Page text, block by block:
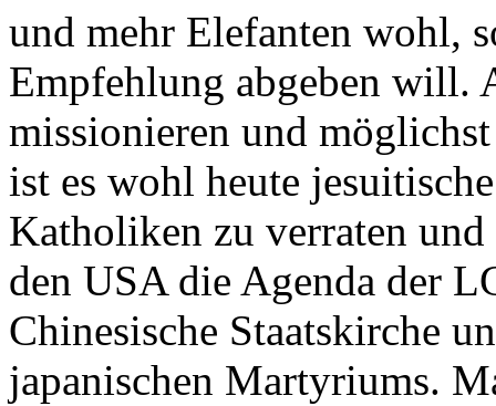
und mehr Elefanten wohl,
Empfehlung abgeben will.
missionieren und
ist es wohl heute
Katholiken zu verraten
den USA die Agenda der
Chinesische Staatskirche
japanischen Martyriums.